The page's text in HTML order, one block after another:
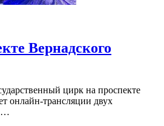
Вернадского
цирк на проспекте
онлайн-трансляции двух